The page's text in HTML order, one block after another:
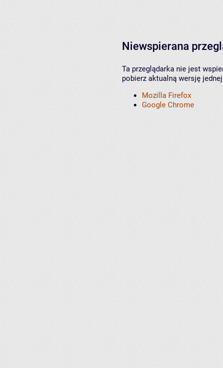
Niewspierana
Ta przeglądarka nie jest
pobierz aktualną wersję
Mozilla Firefox
Google Chrome